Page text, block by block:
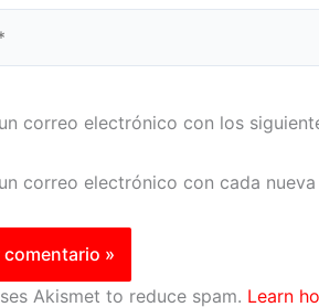
correo electrónico con los
correo electrónico con cada
Akismet to reduce spam. Learn